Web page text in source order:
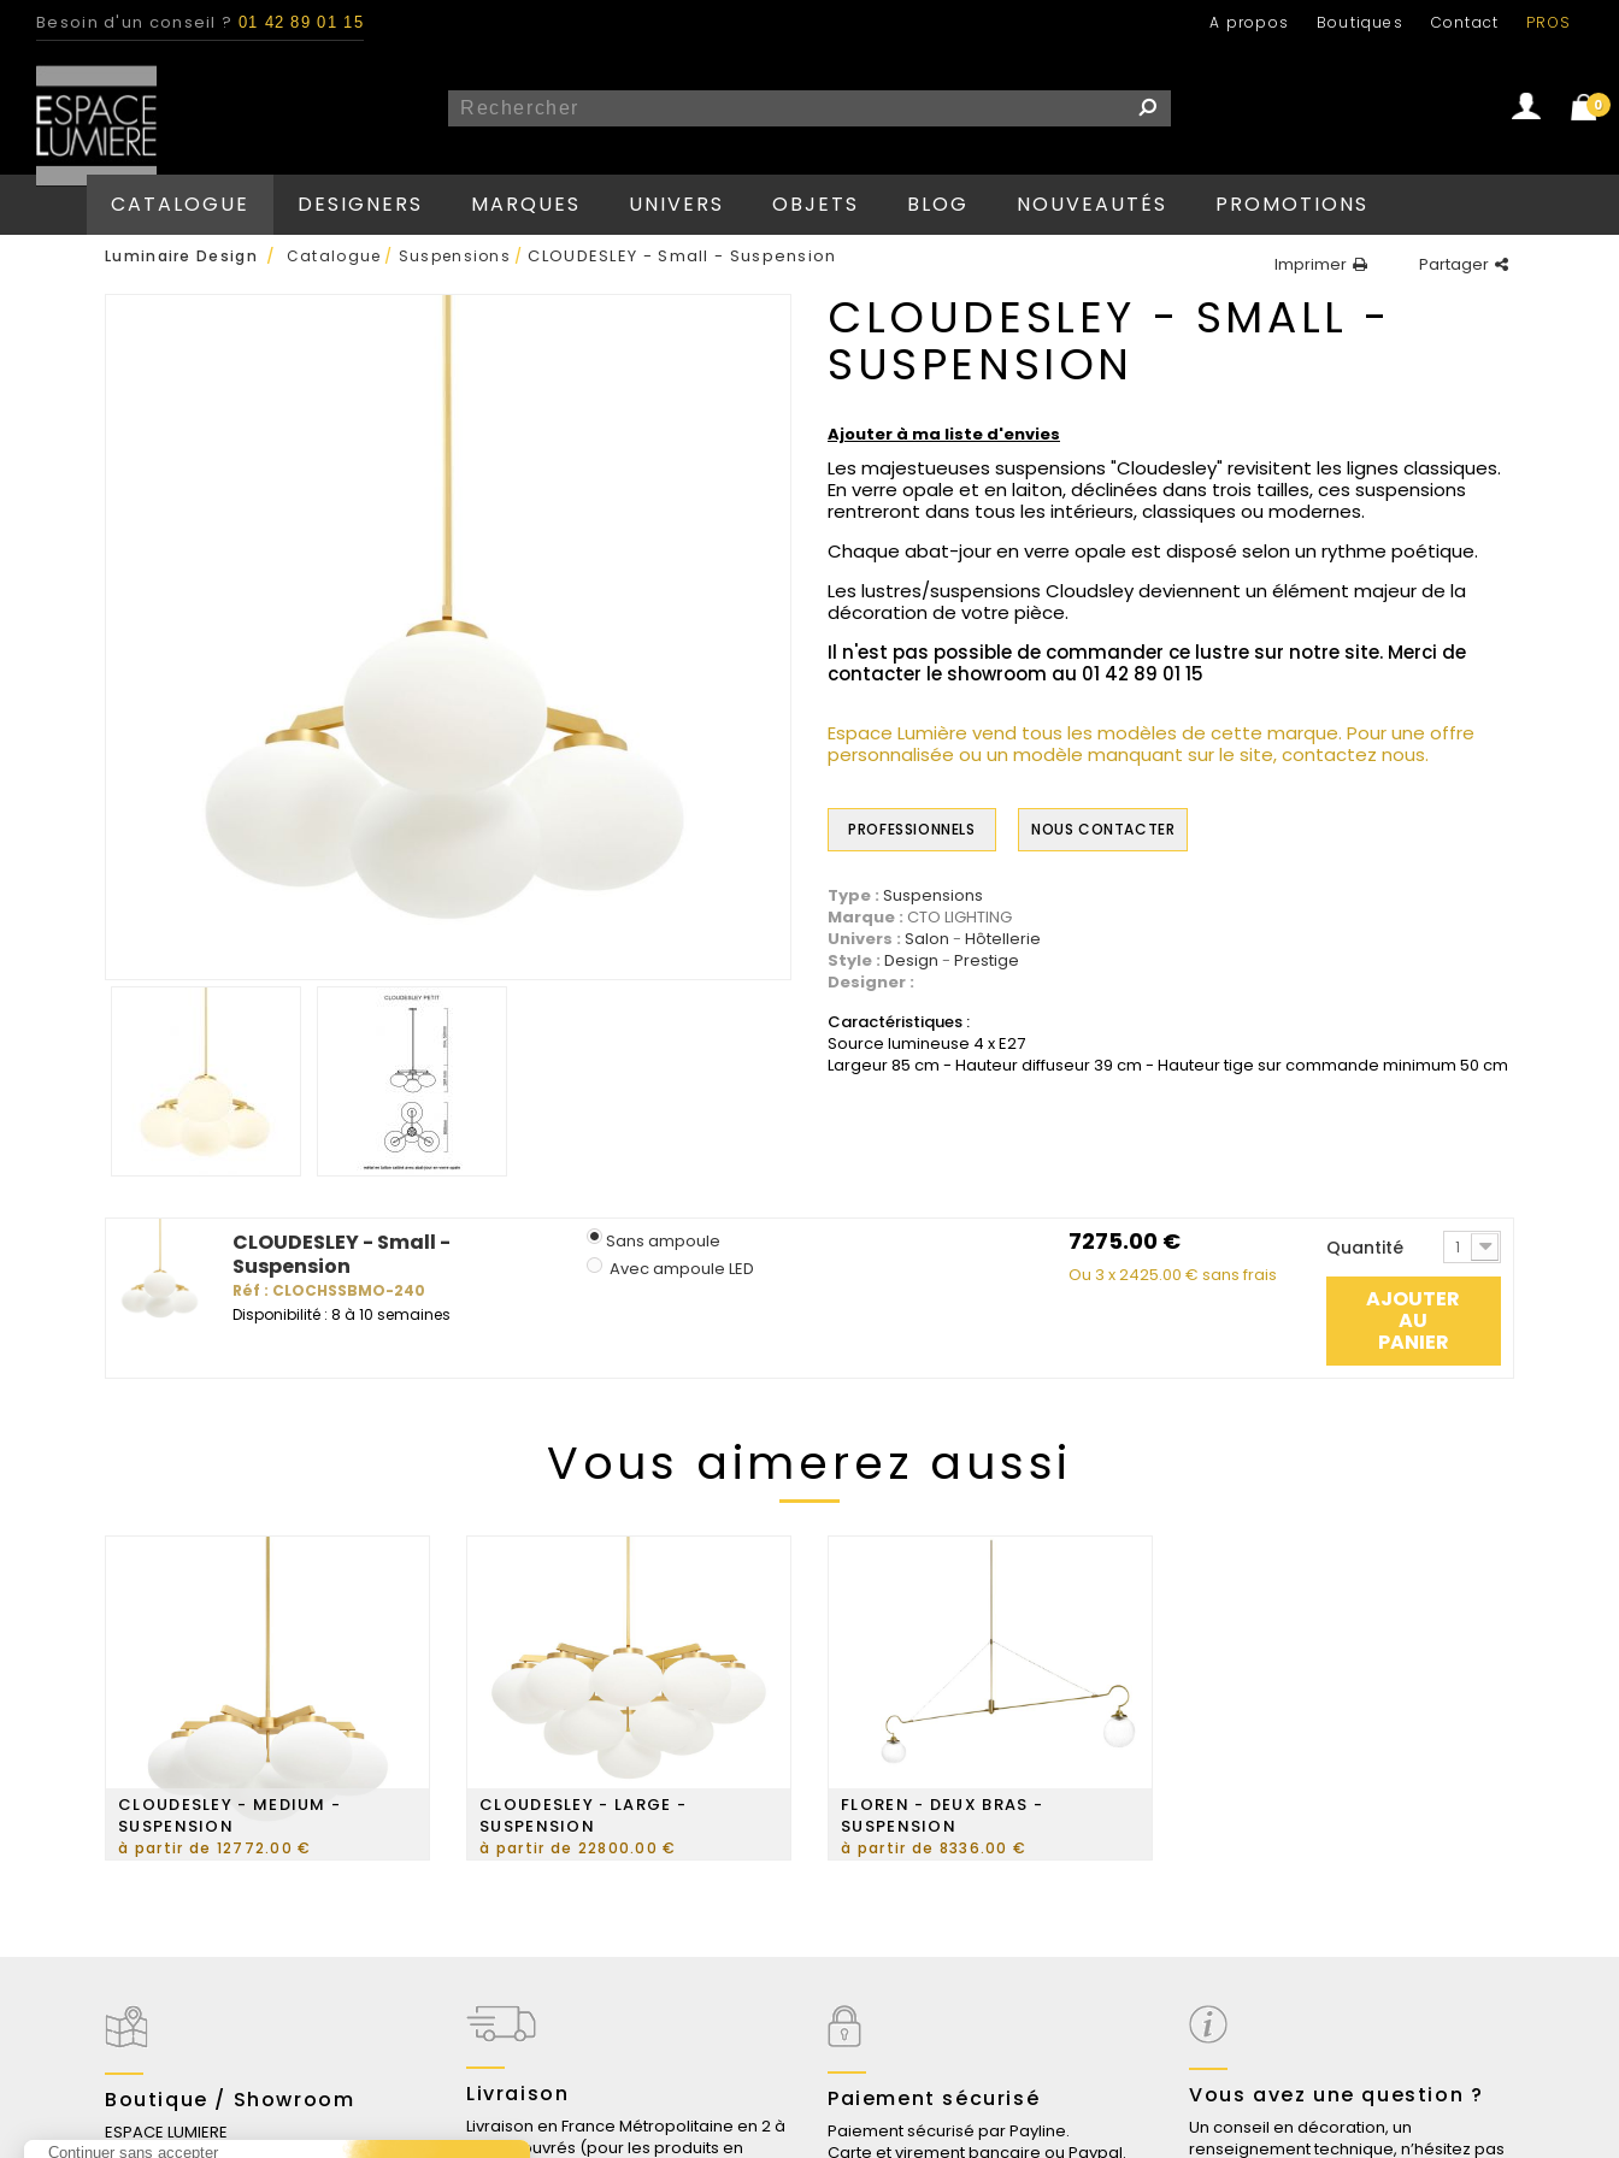
Besoin d'un conseil ? 01 42 89 01 15 A propos Boutiques Contact PROS
0
CATALOGUE DESIGNERS MARQUES UNIVERS OBJETS BLOG NOUVEAUTÉS PROMOTIONS
Luminaire Design / Catalogue / Suspensions / CLOUDESLEY - Small - Suspension Imprimer Partager
CLOUDESLEY - SMALL -
SUSPENSION
Ajouter à ma liste d'envies
Les majestueuses suspensions "Cloudesley" revisitent les lignes classiques.
En verre opale et en laiton, déclinées dans trois tailles, ces suspensions
rentreront dans tous les intérieurs, classiques ou modernes.
Chaque abat-jour en verre opale est disposé selon un rythme poétique.
Les lustres/suspensions Cloudsley deviennent un élément majeur de la
décoration de votre pièce.
Il n'est pas possible de commander ce lustre sur notre site. Merci de
contacter le showroom au 01 42 89 01 15
Espace Lumière vend tous les modèles de cette marque. Pour une offre
personnalisée ou un modèle manquant sur le site, contactez nous.
PROFESSIONNELS NOUS CONTACTER
Type : Suspensions
Marque : CTO LIGHTING
Univers : Salon
Hôtellerie
Style : Design
Prestige
Designer :
Caractéristiques :
Source lumineuse 4 x E27
Largeur 85 cm - Hauteur diffuseur 39 cm - Hauteur tige sur commande minimum 50 cm
CLOUDESLEY - Small -
Suspension
Réf : CLOCHSSBMO-240
Disponibilité : 8 à 10 semaines
Sans ampoule
Avec ampoule LED
7275.00€
Ou 3 x2425.00 € sans frais
Quantité 1
AJOUTER
AU
PANIER
Vous aimerez aussi
CLOUDESLEY - MEDIUM -
SUSPENSION
à partir de 12772.00 €
CLOUDESLEY - LARGE -
SUSPENSION
à partir de 22800.00 €
FLOREN - DEUX BRAS -
SUSPENSION
à partir de 8336.00 €
Boutique / Showroom
ESPACE LUMIERE
Livraison
Livraison en France Métropolitaine en 2 à
3 jours ouvrés (pour les produits en
Paiement sécurisé
Paiement sécurisé par Payline.
Carte et virement bancaire ou Paypal.
Vous avez une question ?
Un conseil en décoration, un
renseignement technique, n’hésitez pas